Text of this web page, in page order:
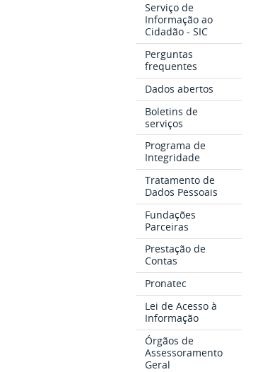
Serviço de
Informação ao
Cidadão - SIC
Perguntas
frequentes
Dados abertos
Boletins de
serviços
Programa de
Integridade
Tratamento de
Dados Pessoais
Fundações
Parceiras
Prestação de
Contas
Pronatec
Lei de Acesso à
Informação
Órgãos de
Assessoramento
Geral